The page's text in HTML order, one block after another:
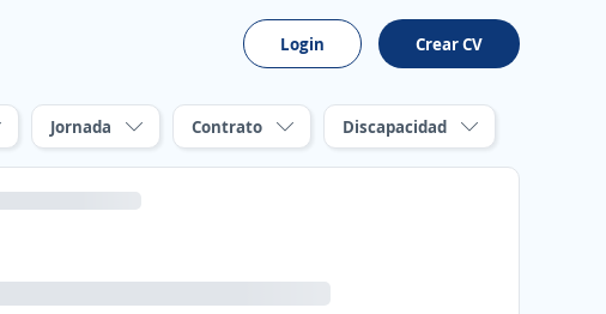
Login Crear CV
Jornada Contrato Discapacidad